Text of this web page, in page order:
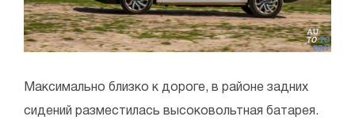
Максимально близко к дороге, в районе задних
сидений разместилась высоковольтная батарея.